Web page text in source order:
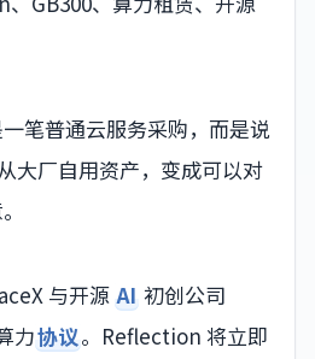
笔普通云服务采购，而是说
大厂自用资产，变成可以对
与开源 AI 初创公司
力协议。Reflection 将立即